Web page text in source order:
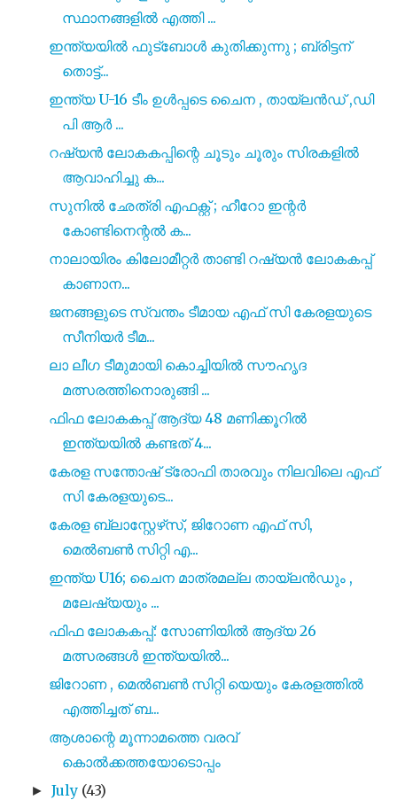
സ്ഥാനങ്ങളിൽ എത്തി ...
ഇന്ത്യയിൽ ഫുട്ബോൾ കുതിക്കുന്നു ; ബ്രിട്ടന്
തൊട്ട്...
ഇന്ത്യ U-16 ടീം ഉൾപ്പടെ ചൈന , തായ്‌ലൻഡ് ,ഡി
പി ആർ ...
റഷ്യൻ ലോകകപ്പിന്റെ ചൂടും ചൂരും സിരകളിൽ
ആവാഹിച്ചു ക...
സുനിൽ ഛേത്രി എഫക്റ്റ്‌ ; ഹീറോ ഇന്റർ
കോണ്ടിനെന്റൽ ക...
നാലായിരം കിലോമീറ്റര്‍ താണ്ടി റഷ്യൻ ലോകകപ്പ്‌
കാണാന...
ജനങ്ങളുടെ സ്വന്തം ടീമായ എഫ് സി കേരളയുടെ
സീനിയർ ടീമ...
ലാ ലീഗ ടീമുമായി കൊച്ചിയിൽ സൗഹൃദ
മത്സരത്തിനൊരുങ്ങി ...
ഫിഫ ലോകകപ്പ് ആദ്യ 48 മണിക്കൂറിൽ
ഇന്ത്യയിൽ കണ്ടത് 4...
കേരള സന്തോഷ് ട്രോഫി താരവും നിലവിലെ എഫ്
സി കേരളയുടെ...
കേരള ബ്ലാസ്റ്റേഴ്‌സ്, ജിറോണ എഫ് സി,
മെൽബൺ സിറ്റി എ...
ഇന്ത്യ U16; ചൈന മാത്രമല്ല തായ്‌ലൻഡും ,
മലേഷ്യയും ...
ഫിഫ ലോകകപ്പ്: സോണിയിൽ ആദ്യ 26
മത്സരങ്ങൾ ഇന്ത്യയിൽ...
ജിറോണ , മെൽബൺ സിറ്റി യെയും കേരളത്തിൽ
എത്തിച്ചത് ബ...
ആശാന്റെ മൂന്നാമത്തെ വരവ്
കൊൽക്കത്തയോടൊപ്പം
►July (43)